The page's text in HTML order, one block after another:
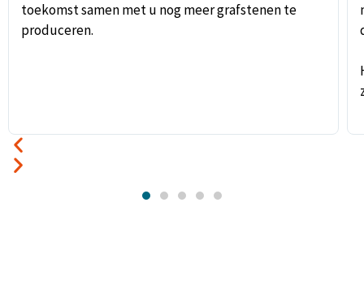
toekomst samen met u nog meer grafstenen te
produceren.